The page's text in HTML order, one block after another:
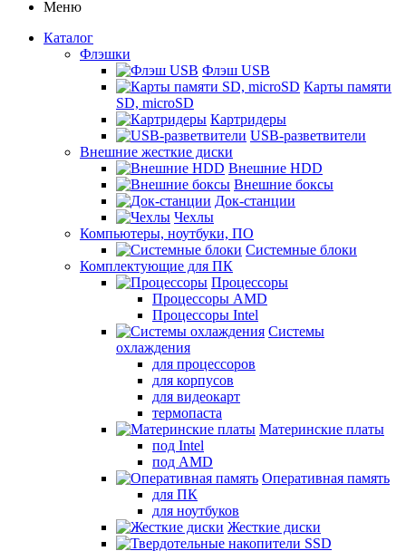
Меню
Каталог
Флэшки
Флэш USB
Карты памяти
SD, microSD
Картридеры
USB-разветвители
Внешние жесткие диски
Внешние HDD
Внешние боксы
Док-станции
Чехлы
Компьютеры, ноутбуки, ПО
Системные блоки
Комплектующие для ПК
Процессоры
Процессоры AMD
Процессоры Intel
Системы
охлаждения
для процессоров
для корпусов
для видеокарт
термопаста
Материнские платы
под Intel
под AMD
Оперативная память
для ПК
для ноутбуков
Жесткие диски